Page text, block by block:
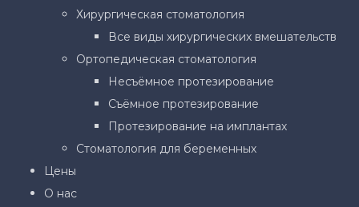
Хирургическая стоматология
Все виды хирургических вмешательств
Ортопедическая стоматология
Несъёмное протезирование
Съёмное протезирование
Протезирование на имплантах
Стоматология для беременных
Цены
О нас